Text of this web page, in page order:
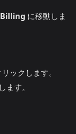
Billing に移動しま
ックします。
ます。